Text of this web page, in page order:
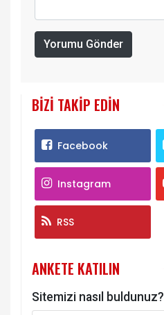
Yorumu Gönder
BIZI TAKIP EDIN
Facebook
Instagram
RSS
ANKETE KATILIN
Sitemizi nasıl buldunuz?